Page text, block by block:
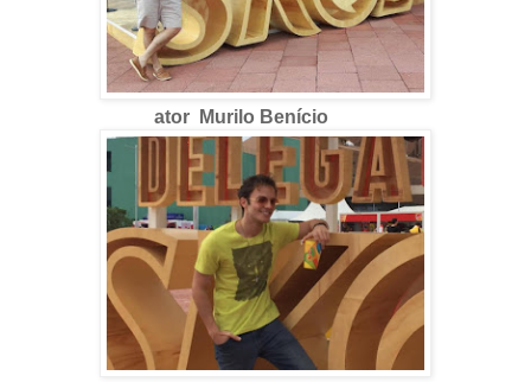
ator Murilo Benício